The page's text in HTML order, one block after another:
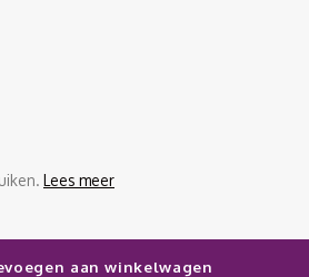
Lees meer
aan winkelwagen